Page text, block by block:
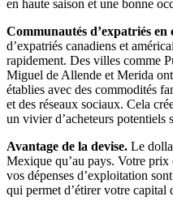
en haute saison et une bonne
Communautés d’expatriés en
d’expatriés canadiens et
rapidement. Des villes comme
Miguel de Allende et Merida
établies avec des commodités
et des réseaux sociaux. Cela
un vivier d’acheteurs potentiels
Avantage de la devise. Le
Mexique qu’au pays. Votre prix
vos dépenses d’exploitation
qui permet d’étirer votre capital